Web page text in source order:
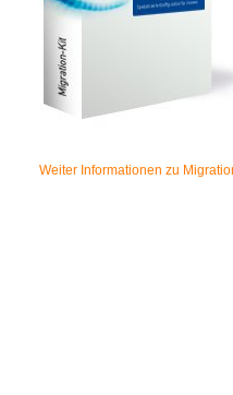
Weiter Informationen zu